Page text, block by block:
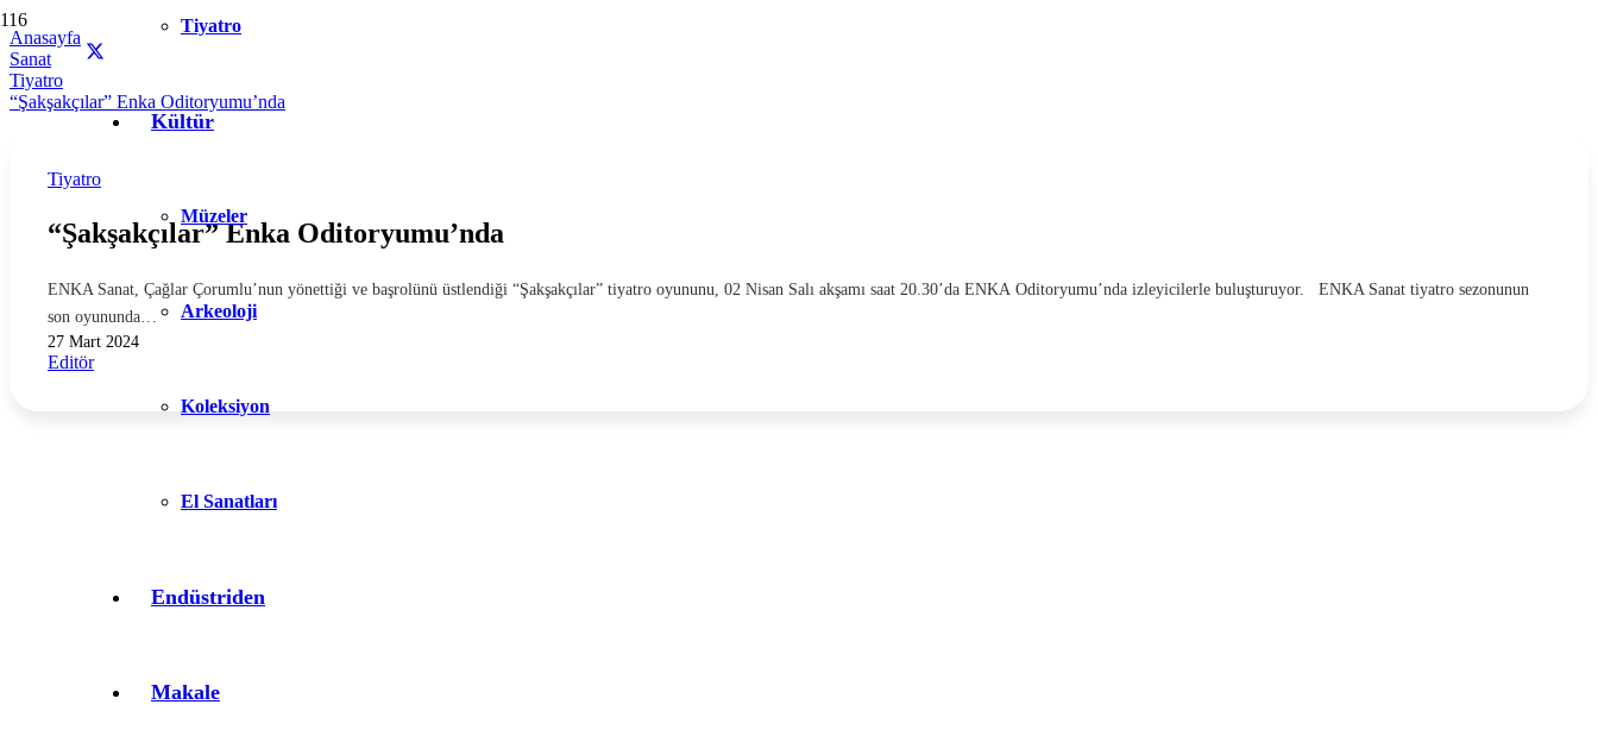
Tiyatro
Kültür
Müzeler
Arkeoloji
Koleksiyon
El Sanatları
Endüstriden
Makale
Anasayfa
Sanat
Tiyatro
“Şakşakçılar” Enka Oditoryumu’nda
Tiyatro
“Şakşakçılar” Enka Oditoryumu’nda
ENKA Sanat, Çağlar Çorumlu’nun yönettiği ve başrolünü üstlendiği “Şakşakçılar” tiyatro oyununu, 02 Nisan Salı akşamı saat 20.30’da ENKA Oditoryumu’nda izleyicilerle buluşturuyor. ENKA Sanat tiyatro sezonunun
son oyununda…
27 Mart 2024
Editör